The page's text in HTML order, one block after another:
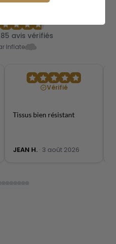
avis vérifiés
Inflate
Vérifié
Tissus bien résistant
JEAN H. · 3 août 2026